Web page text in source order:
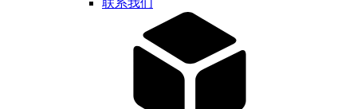
联系我们